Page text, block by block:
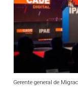
Gerente general de